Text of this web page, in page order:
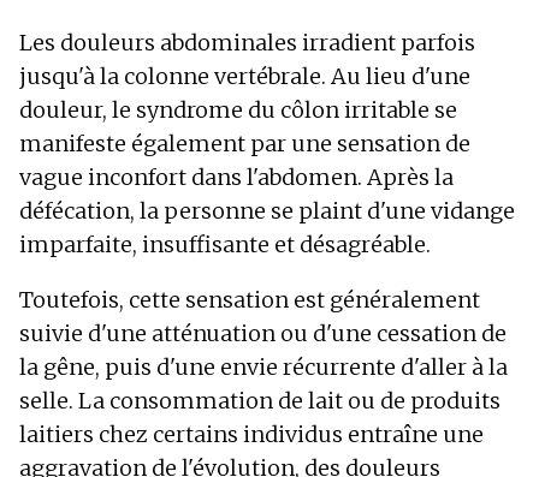
Les douleurs abdominales irradient parfois
jusqu'à la colonne vertébrale. Au lieu d'une
douleur, le syndrome du côlon irritable se
manifeste également par une sensation de
vague inconfort dans l'abdomen. Après la
défécation, la personne se plaint d'une vidange
imparfaite, insuffisante et désagréable.
Toutefois, cette sensation est généralement
suivie d'une atténuation ou d'une cessation de
la gêne, puis d'une envie récurrente d'aller à la
selle. La consommation de lait ou de produits
laitiers chez certains individus entraîne une
aggravation de l'évolution, des douleurs